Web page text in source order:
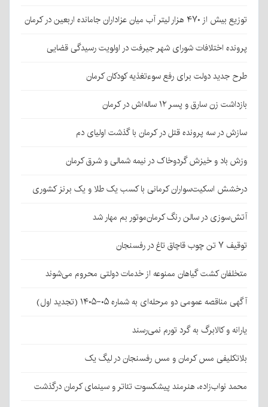
توزیع بیش از ۴۷۰ هزار لیتر آب میان عزاداران جامانده اربعین در کرمان
پرونده اختلافات شورای شهر جیرفت در اولویت رسیدگی قضایی
طرح جدید دولت برای رفع سوءتغذیه کودکان کرمان
بازداشت زن سارق و پسر ۱۲ ساله‌اش در کرمان
سازش در سه پرونده قتل در کرمان با گذشت اولیای دم
وزش باد و خیزش گردوخاک در نیمه شمالی و شرق کرمان
درخشش اسکیت‌سواران کرمانی با کسب یک طلا و یک برنز کشوری
آتش‌سوزی در سالن رنگ کرمان‌موتور بم مهار شد
توقیف ۷ تن چوب قاچاق تاغ در رفسنجان
متخلفان کشت گیاهان ممنوعه از خدمات دولتی محروم می‌شوند
آگهی مناقصه عمومی دو مرحله‌ای به شماره ۰۵-۱۴۰۵ (تجدید اول)
یارانه و کالابرگ به گرد تورم نمی‌رسند
بلاتکلیفی مس کرمان و مس رفسنجان در لیگ یک
محمد نواب‌زاده، هنرمند پیشکسوت تئاتر و سینمای کرمان درگذشت